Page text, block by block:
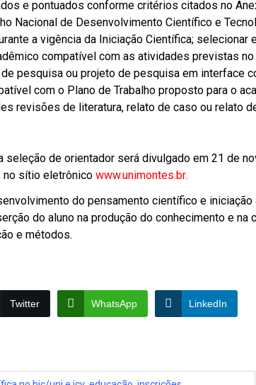
e pontuados conforme critérios citados no
Nacional de Desenvolvimento Científico e
a vigência da Iniciação Científica; selecionar
compatível com as atividades previstas
pesquisa ou projeto de pesquisa em interface
com o Plano de Trabalho proposto para o
revisões de literatura, relato de caso ou relato
seleção de orientador será divulgado em 21 de
no sítio eletrônico www.unimontes.br.
do pensamento científico e
do aluno na produção do conhecimento e
e métodos.
Twitter WhatsApp LinkedIn